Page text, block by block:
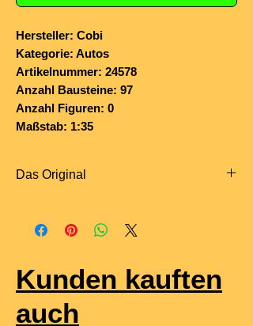
Hersteller: Cobi
Kategorie: Autos
Artikelnummer: 24578
Anzahl Bausteine: 97
Anzahl Figuren: 0
Maßstab: 1:35
Das Original
die offenste und zugleich
Luxus mit echter Hochleistung. Als
Fahrer, die sportliche Performance und
Kunden kauften
auch